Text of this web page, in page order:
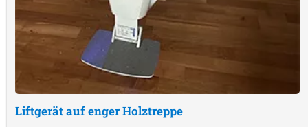
Liftgerät auf enger Holztreppe